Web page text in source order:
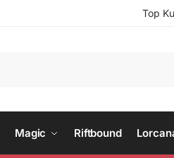
Top
Magic Riftbound